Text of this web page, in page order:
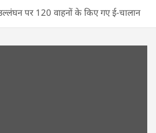
पर 120 वाहनों के किए गए ई-चालान